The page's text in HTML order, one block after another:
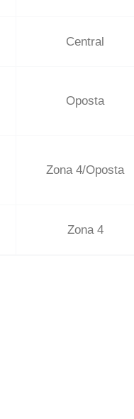
Central
Oposta
Zona 4/Oposta
Zona 4